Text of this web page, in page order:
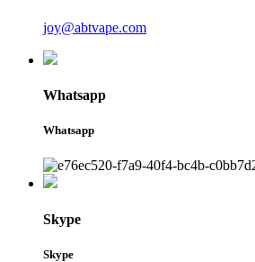
joy@abtvape.com
Whatsapp
Whatsapp
Skype
Skype